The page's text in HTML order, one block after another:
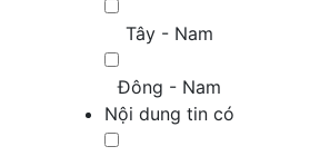
Tây - Nam
Đông - Nam
Nội dung tin có